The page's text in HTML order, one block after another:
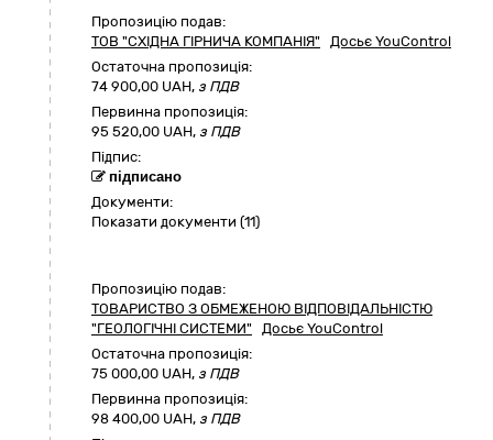
Пропозицію подав:
ТОВ "СХІДНА ГІРНИЧА КОМПАНІЯ" Досьє YouControl
Остаточна пропозиція:
74 900,00 UAH, з ПДВ
Первинна пропозиція:
95 520,00 UAH, з ПДВ
Підпис:
підписано
Документи:
Показати документи (11)
Пропозицію подав:
ТОВАРИСТВО З ОБМЕЖЕНОЮ ВІДПОВІДАЛЬНІСТЮ
"ГЕОЛОГІЧНІ СИСТЕМИ" Досьє YouControl
Остаточна пропозиція:
75 000,00 UAH, з ПДВ
Первинна пропозиція:
98 400,00 UAH, з ПДВ